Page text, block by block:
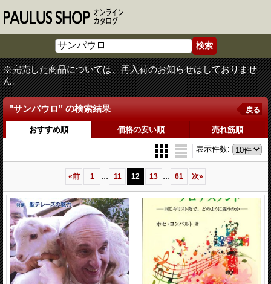
※完売した商品については、再入荷のお知らせはしておりませ
ん。
"サンパウロ" の検索結果 戻る
おすすめ順 価格の安い順 売れ筋順
表示件数:
«前 1 ... 11 12 13 ... 61 次»